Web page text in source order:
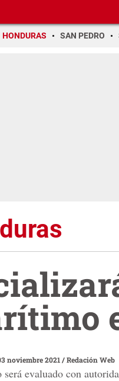
HONDURAS SAN PEDRO
noviembre 2021 /Redación Web
será evaluado con